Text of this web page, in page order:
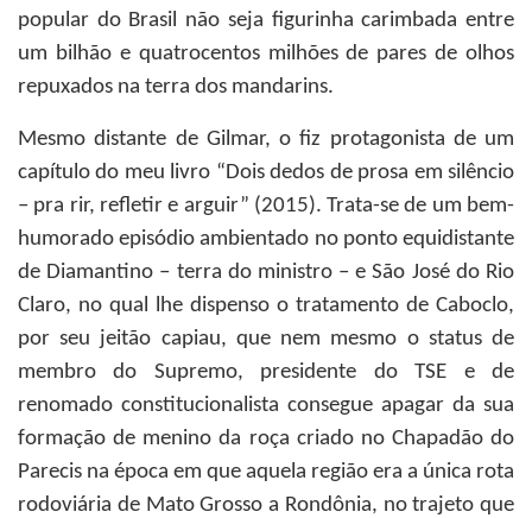
popular do Brasil não seja figurinha carimbada entre
um bilhão e quatrocentos milhões de pares de olhos
repuxados na terra dos mandarins.
Mesmo distante de Gilmar, o fiz protagonista de um
capítulo do meu livro “Dois dedos de prosa em silêncio
– pra rir, refletir e arguir” (2015). Trata-se de um bem-
humorado episódio ambientado no ponto equidistante
de Diamantino – terra do ministro – e São José do Rio
Claro, no qual lhe dispenso o tratamento de Caboclo,
por seu jeitão capiau, que nem mesmo o status de
membro do Supremo, presidente do TSE e de
renomado constitucionalista consegue apagar da sua
formação de menino da roça criado no Chapadão do
Parecis na época em que aquela região era a única rota
rodoviária de Mato Grosso a Rondônia, no trajeto que